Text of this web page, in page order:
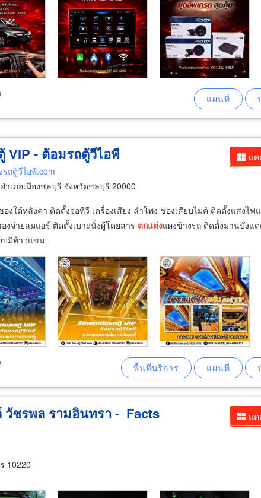
แ
VIP - ต้อมรถตู้วีไอพี
ถตู้วีไอพี.com
ำเภอเมืองชลบุรี จังหวัดชลบุรี 20000
งใต้หลังคา ติดตั้งจอทีวี เครื่องเสียง ลำโพง ช่องเสียบไมค์ ติดตั้งแสงไฟ
งจ่ายลมแอร์ ติดตั้งเบาะนั่งผู้โดยสาร ตกแต่งแผงข้างรถ ติดตั้งม่านบังแ
บมีท้าวแขน
แ
วัชรพล รามอินทรา - Facts
10220